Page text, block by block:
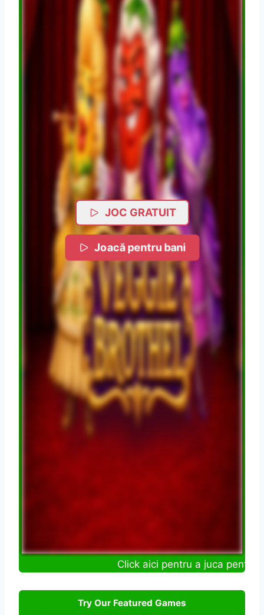
JOC GRATUIT
Joacă pentru bani
Click aici pentru a juca pentru
Try Our Featured Games